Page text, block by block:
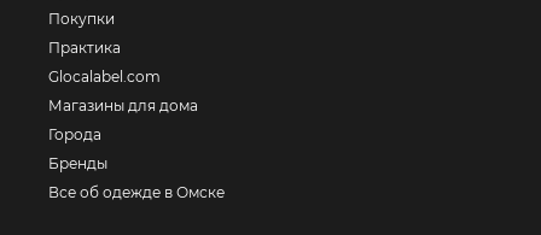
Покупки
Практика
Glocalabel.com
Магазины для дома
Города
Бренды
Все об одежде в Омске